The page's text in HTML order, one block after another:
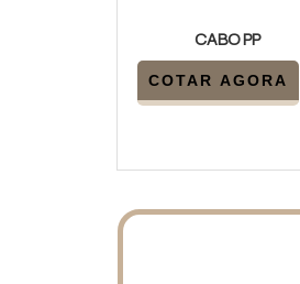
CABO PP
COTAR AGORA